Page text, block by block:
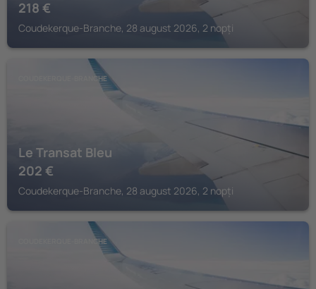
218 €
Coudekerque-Branche, 28 august 2026, 2 nopți
COUDEKERQUE-BRANCHE
Le Transat Bleu
202 €
Coudekerque-Branche, 28 august 2026, 2 nopți
COUDEKERQUE-BRANCHE